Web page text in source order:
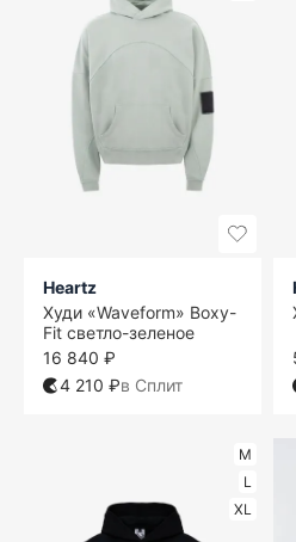
Heartz
Худи «Waveform» Boxy-
Fit светло-зеленое
16 840 ₽
4 210 ₽в Сплит
M
L
XL